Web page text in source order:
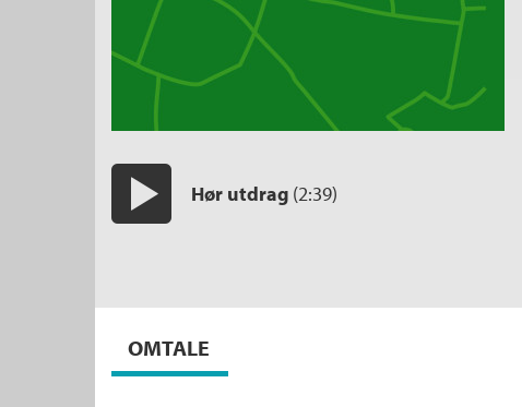
Hør utdrag (2:39)
OMTALE